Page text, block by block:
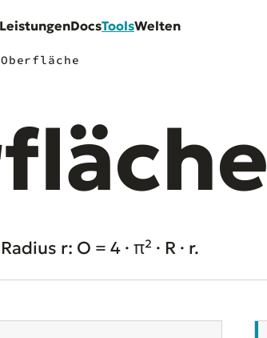
LeistungenDocsToolsWelten
r: O = 4 · π² · R · r.